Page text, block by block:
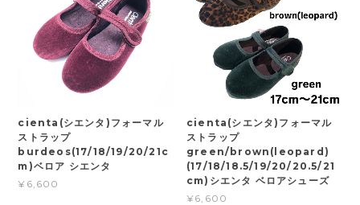
cienta(シエンタ)フォーマル
ストラップ
burdeos(17/18/19/20/21c
m)ベロア シエンタ
¥6,600
cienta(シエンタ)フォーマル
ストラップ
green/brown(leopard)
(17/18/18.5/19/20/20.5/21
cm)シエンタ ベロアシューズ
¥6,600